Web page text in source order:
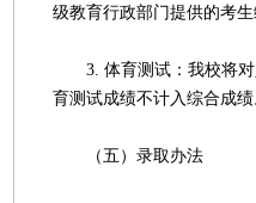
级教育行政部门提供的考
3. 体育测试：我校将对
育测试成绩不计入综合成绩
（五）录取办法